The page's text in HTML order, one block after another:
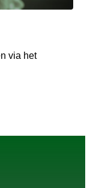
via het